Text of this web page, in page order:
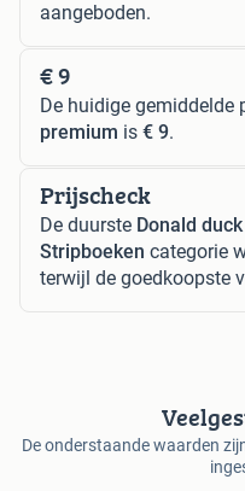
aangeboden.
€ 9
De huidige gemiddelde
premium is € 9.
Prijscheck
De duurste Donald
Stripboeken categorie
terwijl de goedkoopste
De onderstaande waarden